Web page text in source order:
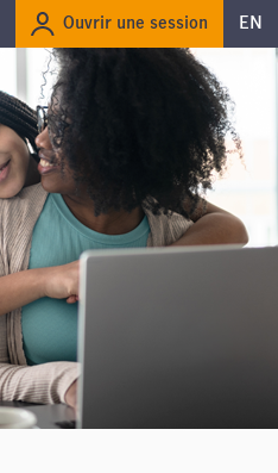
Ouvrir une session EN